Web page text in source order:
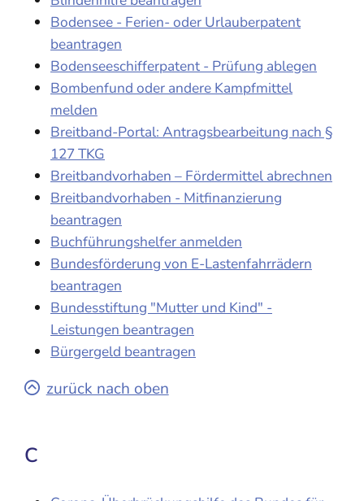
Bodensee - Ferien- oder Urlauberpatent
beantragen
Bodenseeschifferpatent - Prüfung ablegen
Bombenfund oder andere Kampfmittel
melden
Breitband-Portal: Antragsbearbeitung nach §
127 TKG
Breitbandvorhaben – Fördermittel abrechnen
Breitbandvorhaben - Mitfinanzierung
beantragen
Buchführungshelfer anmelden
Bundesförderung von E-Lastenfahrrädern
beantragen
Bundesstiftung "Mutter und Kind" -
Leistungen beantragen
Bürgergeld beantragen
zurück nach oben
C